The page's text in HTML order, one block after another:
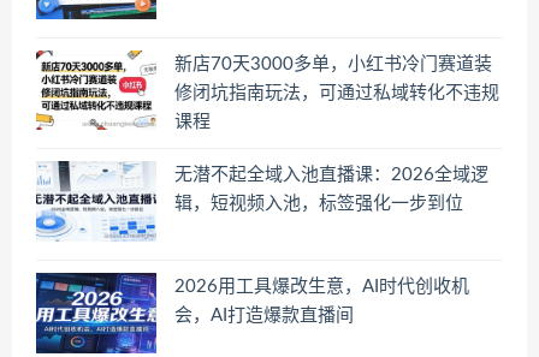
新店70天3000多单，小红书冷门赛道装
修闭坑指南玩法，可通过私域转化不违规
课程
无潜不起全域入池直播课：2026全域逻
辑，短视频入池，标签强化一步到位
2026用工具爆改生意，AI时代创收机
会，AI打造爆款直播间